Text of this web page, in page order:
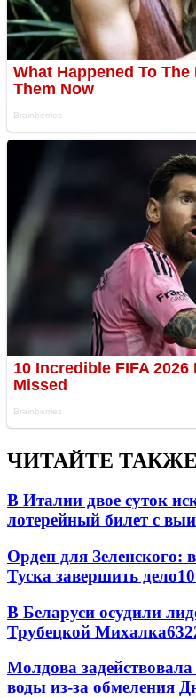
ЧИТАЙТЕ ТАКЖЕ
В Италии двое суток
лотерейный билет с
Орден для Зеленского:
Туска завершить дело
В Беларуси осудили
Трубецкой Михалка
Молдова задействовала
воды из-за обмеления